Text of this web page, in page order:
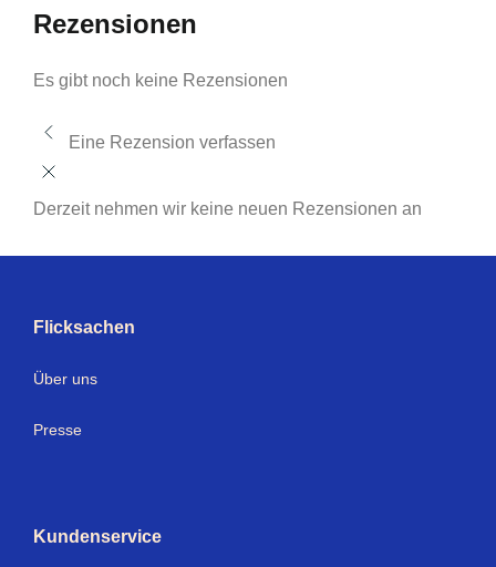
Rezensionen
Es gibt noch keine Rezensionen
Eine Rezension verfassen
Derzeit nehmen wir keine neuen Rezensionen an
Flicksachen
Über uns
Presse
Kundenservice